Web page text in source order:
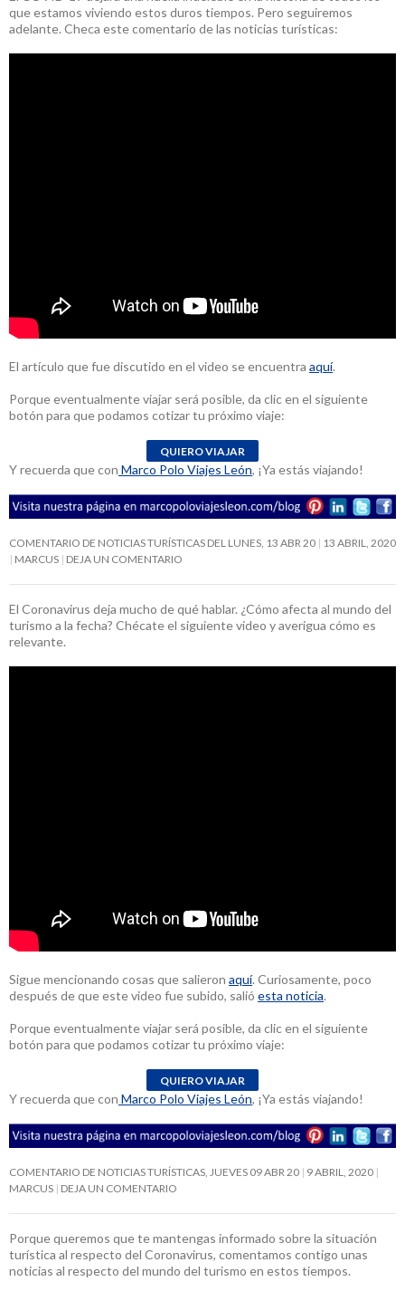
que estamos viviendo estos duros tiempos. Pero seguiremos
adelante. Checa este comentario de las noticias turísticas:
El artículo que fue discutido en el video se encuentra aquí.
Porque eventualmente viajar será posible, da clic en el siguiente
botón para que podamos cotizar tu próximo viaje:
Y recuerda que con Marco Polo Viajes León, ¡Ya estás viajando!
COMENTARIO DE NOTICIAS TURÍSTICAS DEL LUNES, 13 ABR 20
13 ABRIL, 2020
MARCUS DEJA UN COMENTARIO
El Coronavirus deja mucho de qué hablar. ¿Cómo afecta al mundo del
turismo a la fecha? Chécate el siguiente video y averigua cómo es
relevante.
Sigue mencionando cosas que salieron aquí. Curiosamente, poco
después de que este video fue subido, salió esta noticia.
Porque eventualmente viajar será posible, da clic en el siguiente
botón para que podamos cotizar tu próximo viaje:
Y recuerda que con Marco Polo Viajes León, ¡Ya estás viajando!
COMENTARIO DE NOTICIAS TURÍSTICAS, JUEVES 09 ABR 20 9 ABRIL, 2020
MARCUS DEJA UN COMENTARIO
Porque queremos que te mantengas informado sobre la situación
turística al respecto del Coronavirus, comentamos contigo unas
noticias al respecto del mundo del turismo en estos tiempos.